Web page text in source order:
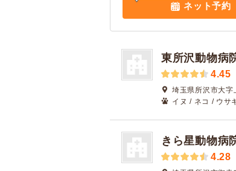
ネット予約
東所沢動物病
4.45
埼玉県所沢市大
イヌ / ネコ / ウサ
きら星動物病
4.28